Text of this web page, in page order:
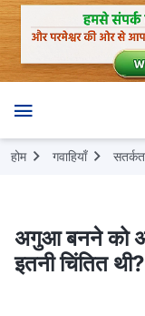
होम गवाहियाँ
अगुआ बनने को
इतनी चिंतित थी?